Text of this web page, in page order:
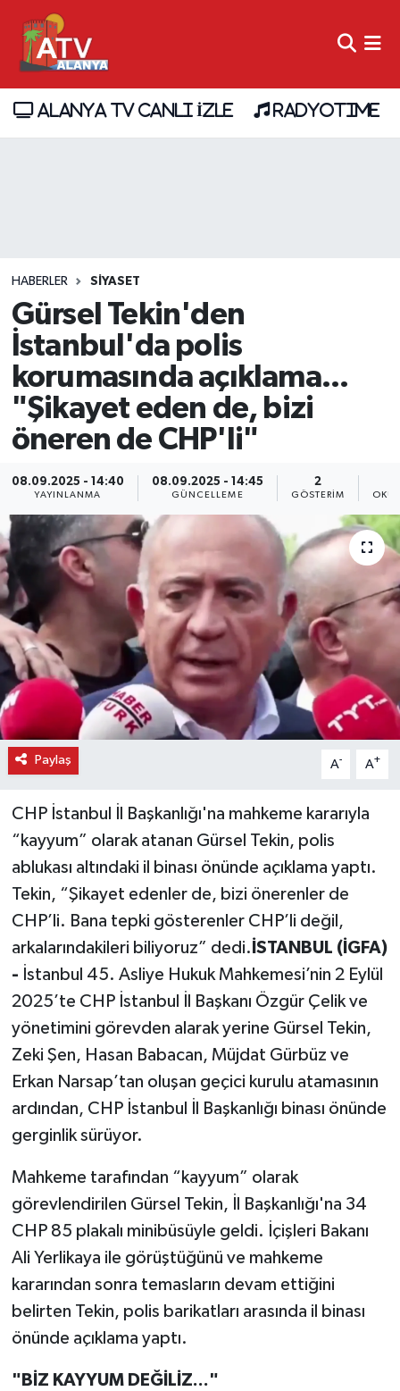
ALANYA TV CANLI İZLE RADYOTIME
HABERLER SİYASET
Gürsel Tekin'den
İstanbul'da polis
korumasında açıklama...
"Şikayet eden de, bizi
öneren de CHP'li"
08.09.2025 - 14:40
YAYINLANMA
08.09.2025 - 14:45
GÜNCELLEME
2
GÖSTERIM
Paylaş A- A+
CHP İstanbul İl Başkanlığı'na mahkeme kararıyla
“kayyum” olarak atanan Gürsel Tekin, polis
ablukası altındaki il binası önünde açıklama yaptı.
Tekin, “Şikayet edenler de, bizi önerenler de
CHP’li. Bana tepki gösterenler CHP’li değil,
arkalarındakileri biliyoruz” dedi. İSTANBUL (İGFA)
- İstanbul 45. Asliye Hukuk Mahkemesi’nin 2 Eylül
2025’te CHP İstanbul İl Başkanı Özgür Çelik ve
yönetimini görevden alarak yerine Gürsel Tekin,
Zeki Şen, Hasan Babacan, Müjdat Gürbüz ve
Erkan Narsap’tan oluşan geçici kurulu atamasının
ardından, CHP İstanbul İl Başkanlığı binası önünde
gerginlik sürüyor.
Mahkeme tarafından “kayyum” olarak
görevlendirilen Gürsel Tekin, İl Başkanlığı'na 34
CHP 85 plakalı minibüsüyle geldi. İçişleri Bakanı
Ali Yerlikaya ile görüştüğünü ve mahkeme
kararından sonra temasların devam ettiğini
belirten Tekin, polis barikatları arasında il binası
önünde açıklama yaptı.
"BİZ KAYYUM DEĞİLİZ..."